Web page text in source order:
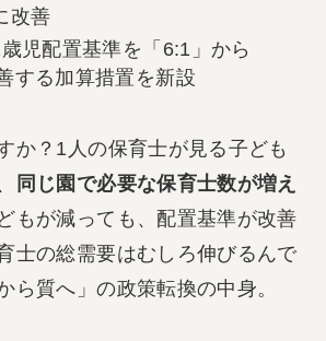
改善
児配置基準を「6:1」から
する加算措置を新設
か？1人の保育士が見る子ども
同じ園で必要な保育士数が増え
もが減っても、配置基準が改善
士の総需要はむしろ伸びるんで
ら質へ」の政策転換の中身。